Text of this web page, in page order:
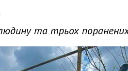
та трьох